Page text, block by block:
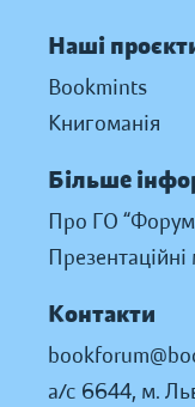
Наші
Bookmints
Книгоманія
Більше
Про ГО “Форум
Презентаційні
Контакти
а/с 6644, м.